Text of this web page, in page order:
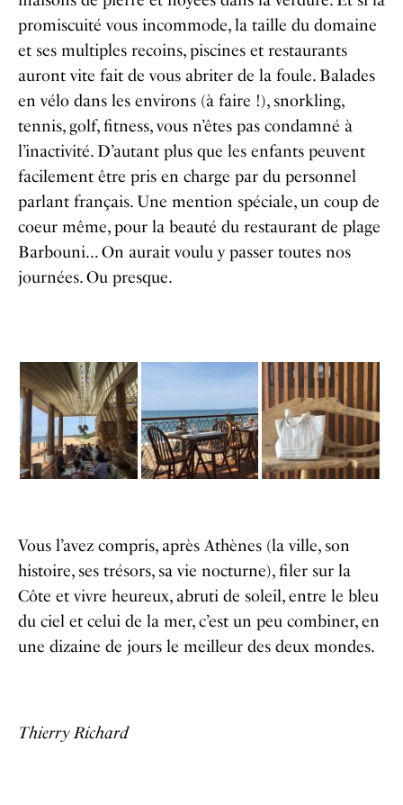
promiscuité vous incommode, la taille du domaine
et ses multiples recoins, piscines et restaurants
auront vite fait de vous abriter de la foule. Balades
en vélo dans les environs (à faire !), snorkling,
tennis, golf, fitness, vous n’êtes pas condamné à
l’inactivité. D’autant plus que les enfants peuvent
facilement être pris en charge par du personnel
parlant français. Une mention spéciale, un coup de
coeur même, pour la beauté du restaurant de plage
Barbouni… On aurait voulu y passer toutes nos
journées. Ou presque.
Vous l’avez compris, après Athènes (la ville, son
histoire, ses trésors, sa vie nocturne), filer sur la
Côte et vivre heureux, abruti de soleil, entre le bleu
du ciel et celui de la mer, c’est un peu combiner, en
une dizaine de jours le meilleur des deux mondes.
Thierry Richard